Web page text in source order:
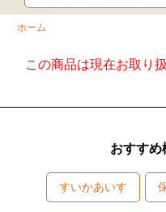
ホーム
この商品は現在お取り
おすすめ
すいかあいす